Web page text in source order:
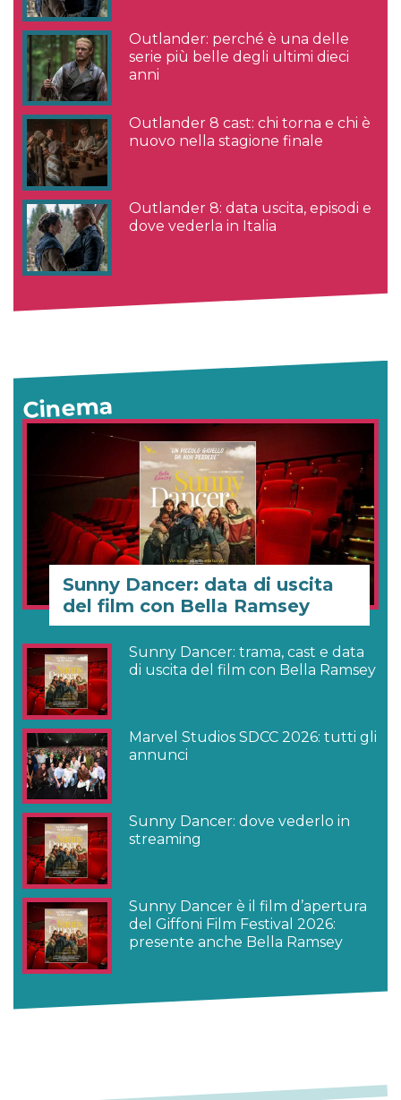
Outlander: perché è una delle
serie più belle degli ultimi dieci
anni
Outlander 8 cast: chi torna e chi è
nuovo nella stagione finale
Outlander 8: data uscita, episodi e
dove vederla in Italia
Cinema
Sunny Dancer: data di uscita
del film con Bella Ramsey
Sunny Dancer: trama, cast e data
di uscita del film con Bella Ramsey
Marvel Studios SDCC 2026: tutti gli
annunci
Sunny Dancer: dove vederlo in
streaming
Sunny Dancer è il film d’apertura
del Giffoni Film Festival 2026:
presente anche Bella Ramsey